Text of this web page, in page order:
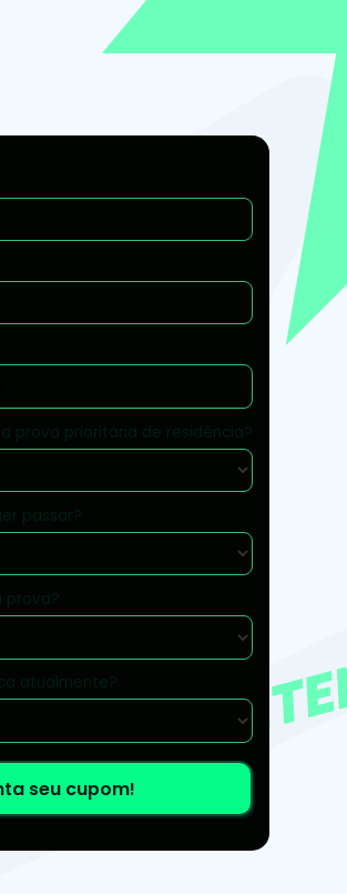
prova prioritária de residência?
passar?
prova?
atualmente?